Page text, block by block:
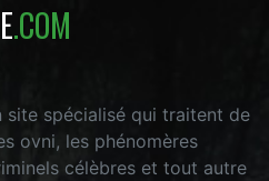
.COM
site spécialisé qui traitent de
ovni, les phénomères
célèbres et tout autre